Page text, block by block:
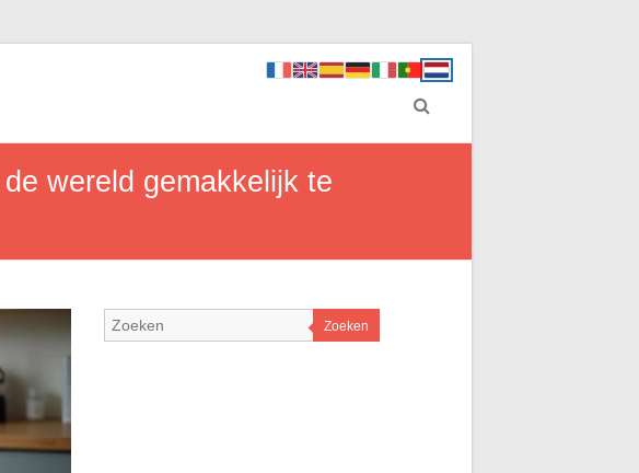
wereld gemakkelijk te
Zoeken